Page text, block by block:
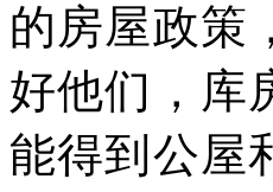
的房屋政策
好他们，库
能得到公屋